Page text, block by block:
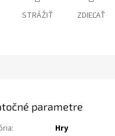
STRÁŽIŤ ZDIEĽAŤ
parametre
:
Hry